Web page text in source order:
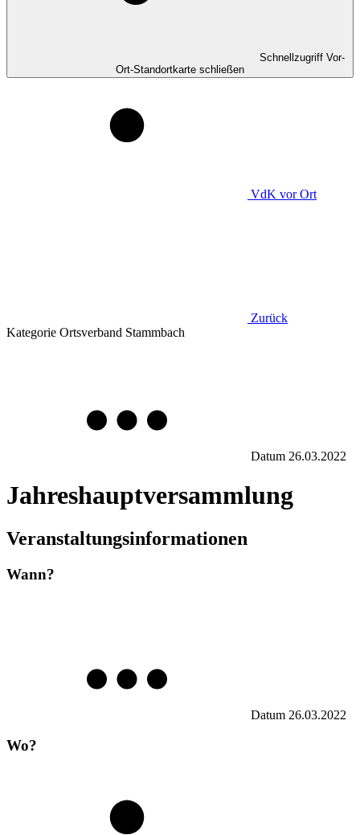
Schnellzugriff Vor-
Ort-Standortkarte schließen
VdK vor Ort
Zurück
Kategorie Ortsverband Stammbach
Datum 26.03.2022
Jahreshauptversammlung
Veranstaltungsinformationen
Wann?
Datum 26.03.2022
Wo?